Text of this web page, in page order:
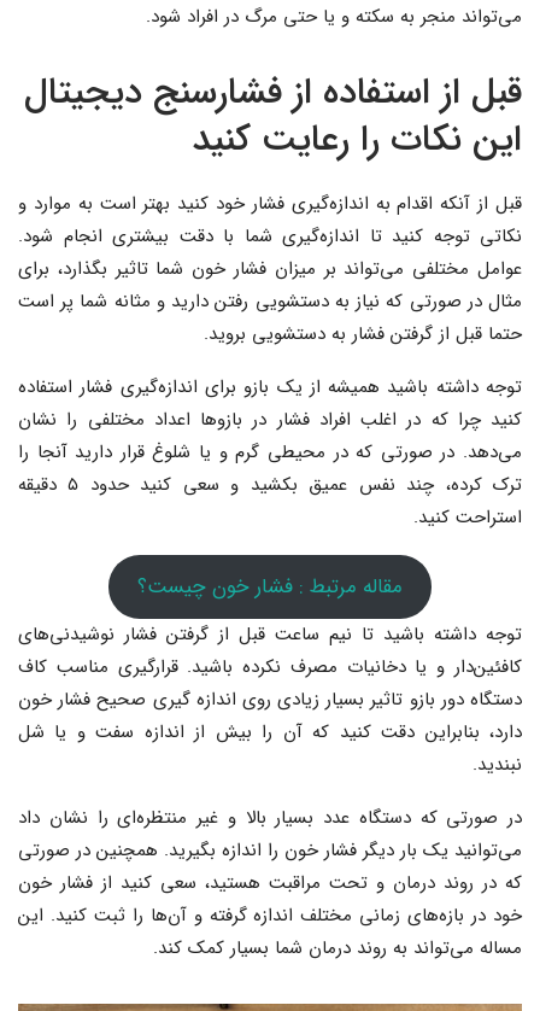
می‌تواند منجر به سکته و یا حتی مرگ در افراد شود.
قبل از استفاده از فشارسنج دیجیتال
این نکات را رعایت کنید
قبل از آنکه اقدام به اندازه‌گیری فشار خود کنید بهتر است به موارد و
نکاتی توجه کنید تا اندازه‌گیری شما با دقت بیشتری انجام شود.
عوامل مختلفی می‌تواند بر میزان فشار خون شما تاثیر بگذارد، برای
مثال در صورتی که نیاز به دستشویی رفتن دارید و مثانه شما پر است
حتما قبل از گرفتن فشار به دستشویی بروید.
توجه داشته باشید همیشه از یک بازو برای اندازه‌گیری فشار استفاده
کنید چرا که در اغلب افراد فشار در بازوها اعداد مختلفی را نشان
می‌دهد. در صورتی که در محیطی گرم و یا شلوغ قرار دارید آنجا را
ترک کرده، چند نفس عمیق بکشید و سعی کنید حدود ۵ دقیقه
استراحت کنید.
مقاله مرتبط : فشار خون چیست؟
توجه داشته باشید تا نیم ساعت قبل از گرفتن فشار نوشیدنی‌های
کافئین‌دار و یا دخانیات مصرف نکرده باشید. قرارگیری مناسب کاف
دستگاه دور بازو تاثیر بسیار زیادی روی اندازه گیری صحیح فشار خون
دارد، بنابراین دقت کنید که آن را بیش از اندازه سفت و یا شل
نبندید.
در صورتی که دستگاه عدد بسیار بالا و غیر منتظره‌ای را نشان داد
می‌توانید یک بار دیگر فشار خون را اندازه بگیرید. همچنین در صورتی
که در روند درمان و تحت مراقبت هستید، سعی کنید از فشار خون
خود در بازه‌های زمانی مختلف اندازه گرفته و آن‌ها را ثبت کنید. این
مساله می‌تواند به روند درمان شما بسیار کمک کند.